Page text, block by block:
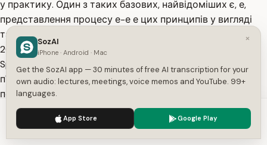
у практику. Один з таких базових, найвідоміших є, е,
представлення процесу е-е е цих принципів у вигляді
такого, е,
20:36
Speaker A
п'ятикрокового процесу. має він назву алгоритм 5A за
першими літерами назв кожного кроку. Але так само в
літературі ви можете побачити не тільки як п'ять, а і
шість. Це залежить від того, які саме кроки виділяються,
як їх рахують, тому що, ну, тут кольором на
We use cookies to enhance your experience.
×
SozAI
iPhone · Android · Mac
Get the SozAI app — 30 minutes of free AI transcription for your
own audio: lectures, meetings, voice memos and YouTube. 99+
languages.
App Store Google Play